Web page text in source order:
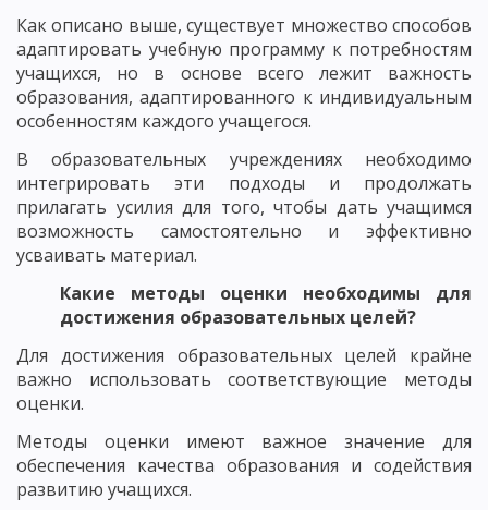
Как описано выше, существует множество способов
адаптировать учебную программу к потребностям
учащихся, но в основе всего лежит важность
образования, адаптированного к индивидуальным
особенностям каждого учащегося.
В образовательных учреждениях необходимо
интегрировать эти подходы и продолжать
прилагать усилия для того, чтобы дать учащимся
возможность самостоятельно и эффективно
усваивать материал.
Какие методы оценки необходимы для
достижения образовательных целей?
Для достижения образовательных целей крайне
важно использовать соответствующие методы
оценки.
Методы оценки имеют важное значение для
обеспечения качества образования и содействия
развитию учащихся.